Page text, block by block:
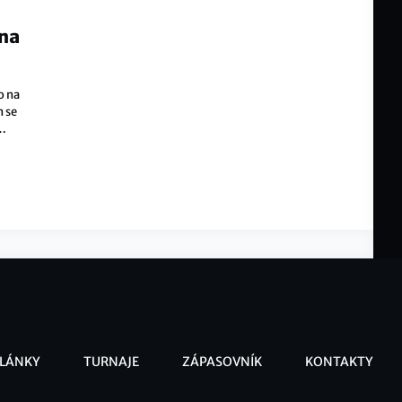
na
se
TURNAJE ZÁPASOVNÍK KONTAKTY